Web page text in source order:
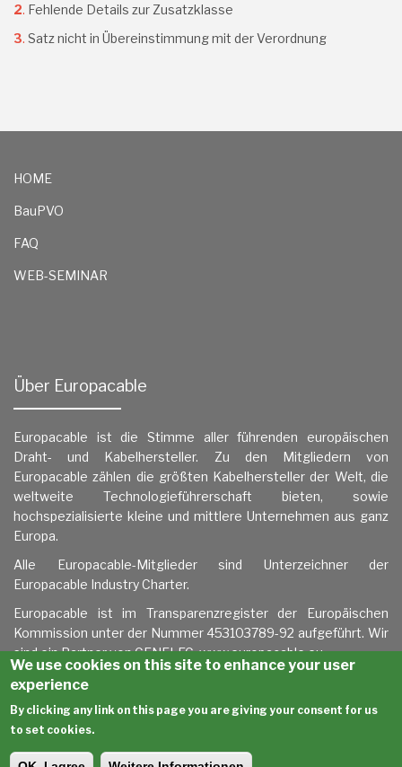
2. Fehlende Details zur Zusatzklasse
3. Satz nicht in Übereinstimmung mit der Verordnung
HOME
BauPVO
FAQ
WEB-SEMINAR
Über Europacable
Europacable ist die Stimme aller führenden europäischen
Draht- und Kabelhersteller. Zu den Mitgliedern von
Europacable zählen die größten Kabelhersteller der Welt, die
weltweite Technologieführerschaft bieten, sowie
hochspezialisierte kleine und mittlere Unternehmen aus ganz
Europa.
Alle Europacable-Mitglieder sind Unterzeichner der
Europacable Industry Charter.
Europacable ist im Transparenzregister der Europäischen
Kommission unter der Nummer 453103789-92 aufgeführt. Wir
sind ein Partner von CENELEC.www.europacable.eu
Copyright © 2021 All rights reserved |
We use cookies on this site to enhance your user
experience
By clicking any link on this page you are giving your consent for us
to set cookies.